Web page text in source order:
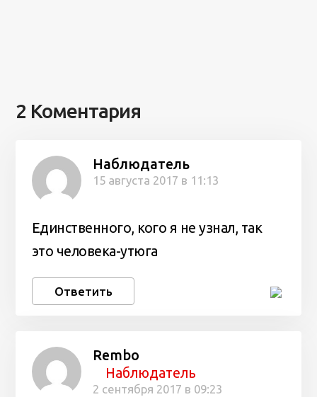
2 Коментария
Наблюдатель
15 августа 2017 в 11:13
Единственного, кого я не узнал, так
это человека-утюга
Ответить
Rembo
Наблюдатель
2 сентября 2017 в 09:23